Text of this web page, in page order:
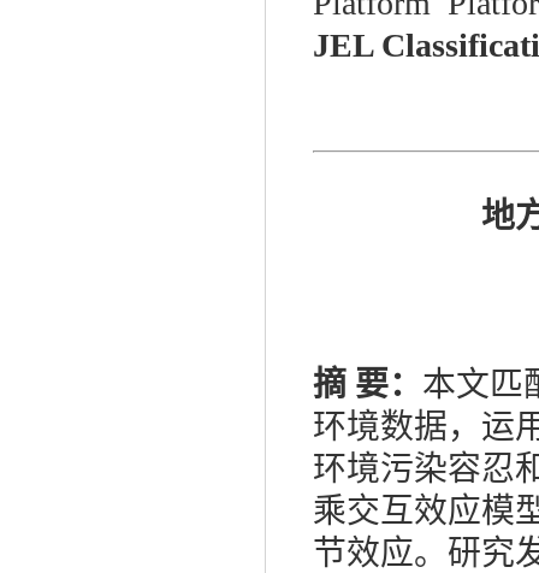
JEL
地
摘 要： 本文匹
环境数据，运
环境污染容忍
乘交互效应模
节效应。研究